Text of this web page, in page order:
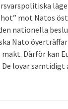
mot Natos
nationella
Nato
Därför kan
De lovar